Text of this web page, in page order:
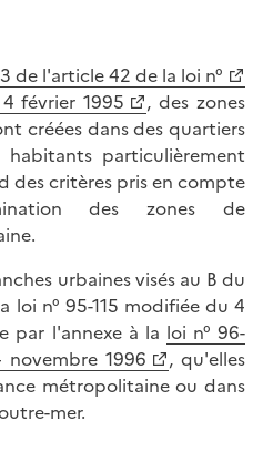
de l'article 42 de la loi n°
février 1995
, des zones
créées dans des quartiers
particulièrement
des critères pris en compte
des zones de
urbaines visés au B du
loi n° 95-115 modifiée du 4
par l'annexe à la loi n° 96-
1996
, qu'elles
métropolitaine ou dans
mer.